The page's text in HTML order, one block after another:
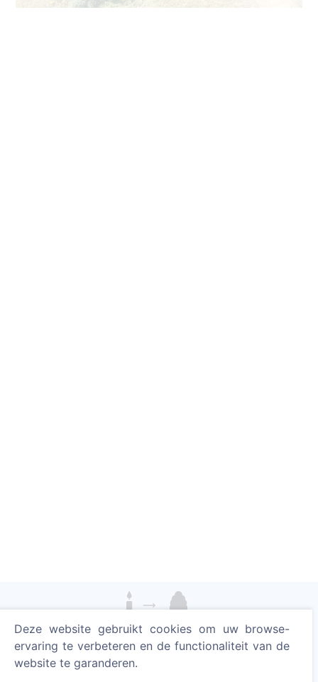
Steek een digitale kaars aan - plant een boom!
Meer lezen
Deze website gebruikt cookies om uw browse-
ervaring te verbeteren en de functionaliteit van de
website te garanderen.